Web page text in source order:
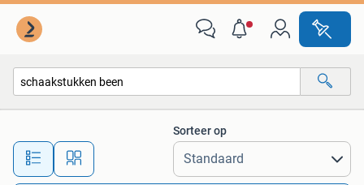
Alle afstanden…
Sorteer op